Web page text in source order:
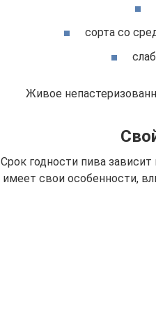
сорта со
Живое
Срок годности пива
имеет свои особенности,